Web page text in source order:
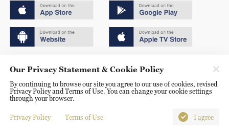
京ICP备20000184号
京公网安备 11010502050052号
Disinformation report hotline: 010-85061466
Our Privacy Statement & Cookie Policy
By continuing to browse our site you agree to our use of cookies, revised
Privacy Policy and Terms of Use. You can change your cookie settings
through your browser.
Privacy Policy Terms of Use I agree